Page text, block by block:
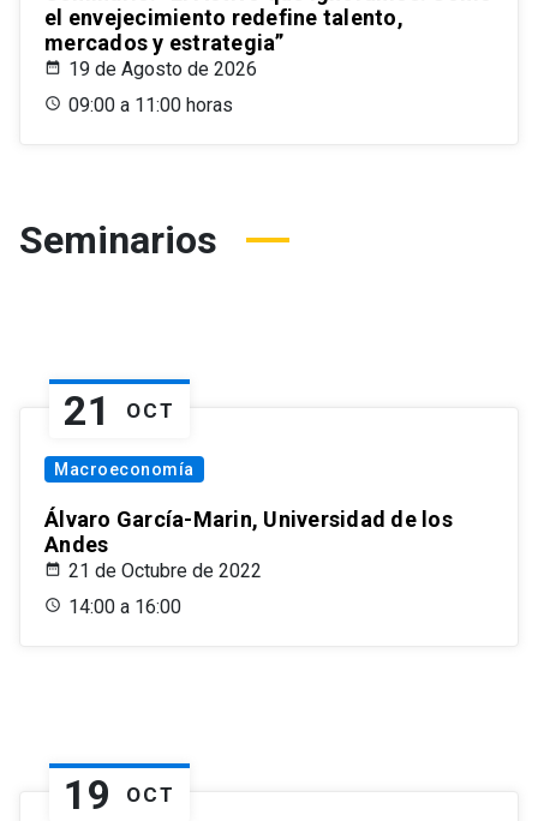
el envejecimiento redefine talento,
mercados y estrategia”
19 de Agosto de 2026
09:00 a 11:00 horas
Seminarios
21 OCT
Macroeconomía
Álvaro García-Marin, Universidad de los
Andes
21 de Octubre de 2022
14:00 a 16:00
19 OCT